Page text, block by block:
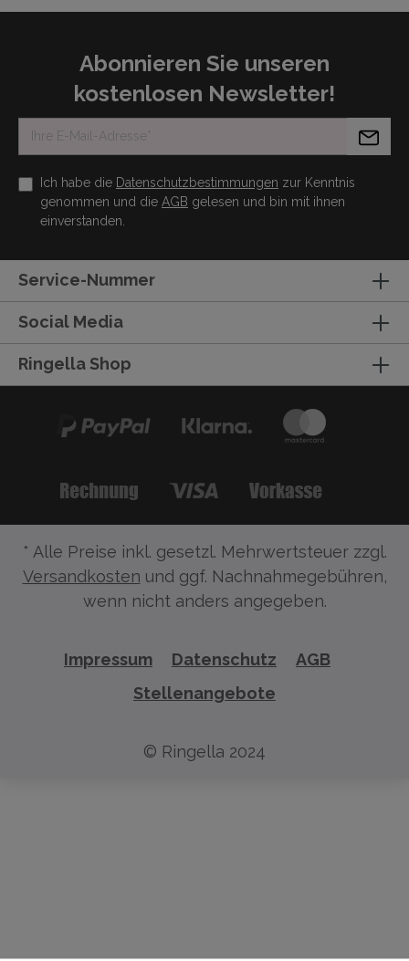
Abonnieren Sie unseren
kostenlosen Newsletter!
Ich habe die Datenschutzbestimmungen zur Kenntnis
genommen und die AGB gelesen und bin mit ihnen
einverstanden.
Service-Nummer
Social Media
Ringella Shop
* Alle Preise inkl. gesetzl. Mehrwertsteuer zzgl.
Versandkosten und ggf. Nachnahmegebühren,
wenn nicht anders angegeben.
Impressum Datenschutz
AGB
Stellenangebote
© Ringella 2024